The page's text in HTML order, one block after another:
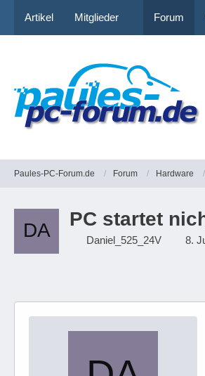
Artikel Mitglieder Forum
Paules-PC-Forum.de Forum Hardware
PC startet
Daniel_525_24V 8.